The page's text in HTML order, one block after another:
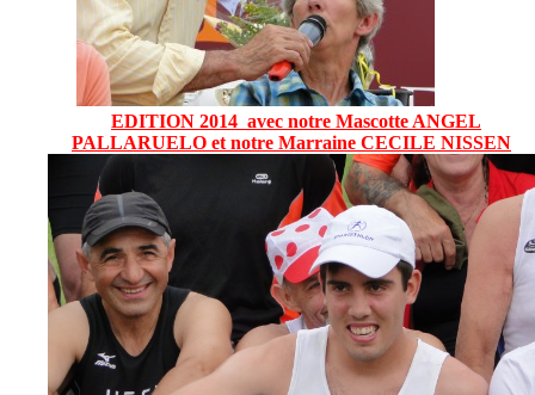
EDITION 2014 avec notre Mascotte ANGEL
PALLARUELO et notre Marraine CECILE NISSEN